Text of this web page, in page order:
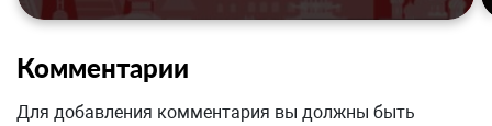
Комментарии
Для добавления комментария вы должны быть